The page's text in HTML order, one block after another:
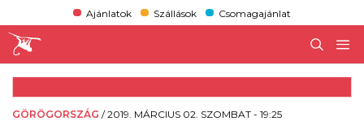
Ajánlatok Szállások Csomagajánlat
GÖRÖGORSZÁG /2019. MÁRCIUS 02. SZOMBAT - 19:25